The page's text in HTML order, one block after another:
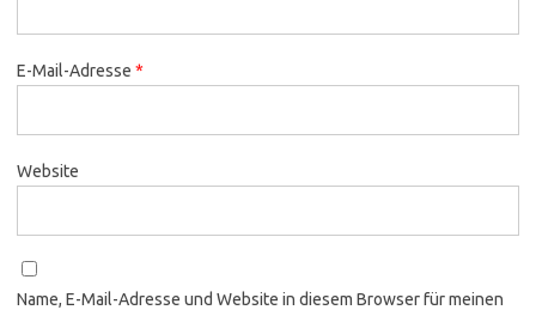
E-Mail-Adresse *
Website
Name, E-Mail-Adresse und Website in diesem Browser für meinen